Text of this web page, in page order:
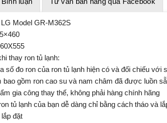
Model GR-M362S
thay ron tủ lạnh:
số đo ron của ron tủ lạnh hiện có và đối chiếu với
bao gồm ron cao su và nam châm đã được luồn
gia công thay thế, không phải hàng chính hãng
tủ lạnh của bạn dễ dàng chỉ bằng cách tháo và
đặt